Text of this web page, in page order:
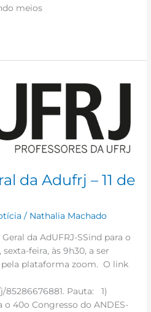
meios
da Adufrj – 11 de
/ Nathalia Machado
da AdUFRJ-SSind para o
sexta-feira, às 9h30, a ser
plataforma zoom. O link
85286676881. Pauta: 1)
o 40o Congresso do ANDES-